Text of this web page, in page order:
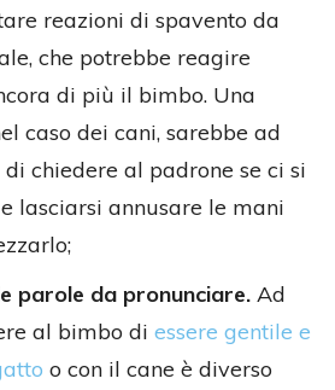
reazioni di spavento da
che potrebbe reagire
di più il bimbo. Una
caso dei cani, sarebbe ad
chiedere al padrone se ci si
lasciarsi annusare le mani
parole da pronunciare. Ad
al bimbo di essere gentile e
o con il cane è diverso